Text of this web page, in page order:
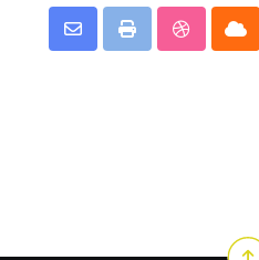
Cloud
StumbleUpon
Print
Share